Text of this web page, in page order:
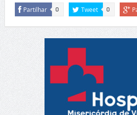
Partilhar 0 Tweet 0